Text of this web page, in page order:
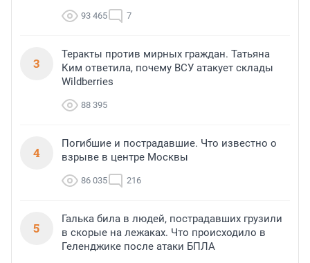
93 465 7
3
Теракты против мирных граждан. Татьяна
Ким ответила, почему ВСУ атакует склады
Wildberries
88 395
4
Погибшие и пострадавшие. Что известно о
взрыве в центре Москвы
86 035 216
5
Галька била в людей, пострадавших грузили
в скорые на лежаках. Что происходило в
Геленджике после атаки БПЛА